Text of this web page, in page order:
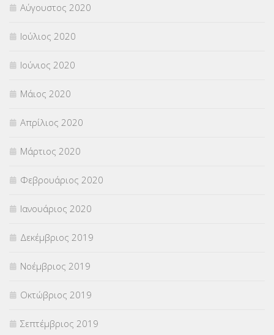
Αύγουστος 2020
Ιούλιος 2020
Ιούνιος 2020
Μάιος 2020
Απρίλιος 2020
Μάρτιος 2020
Φεβρουάριος 2020
Ιανουάριος 2020
Δεκέμβριος 2019
Νοέμβριος 2019
Οκτώβριος 2019
Σεπτέμβριος 2019